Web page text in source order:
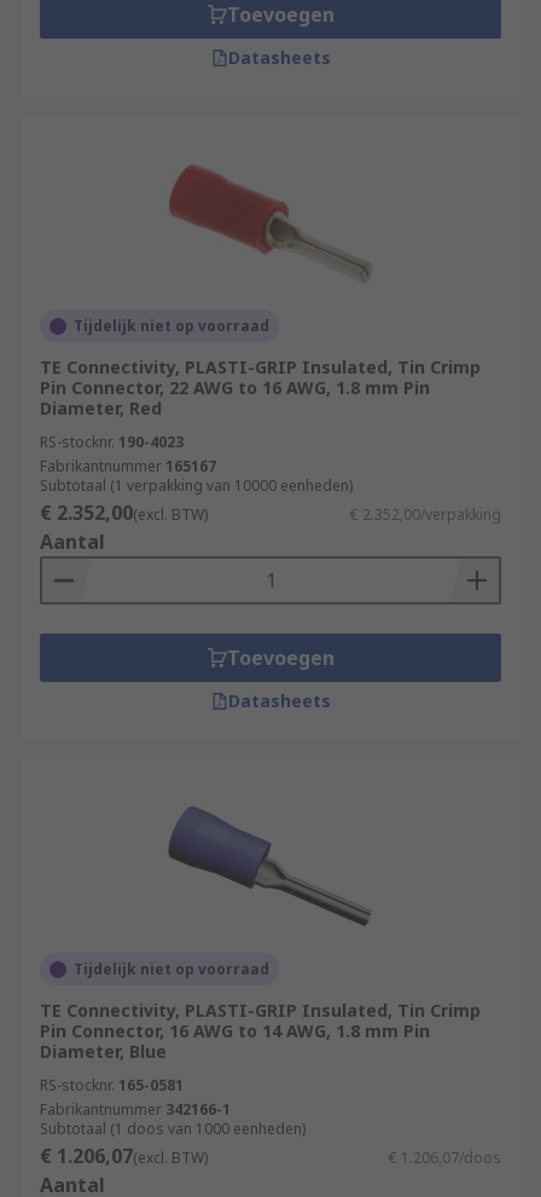
Toevoegen
Datasheets
Tijdelijk niet op voorraad
TE Connectivity, PLASTI-GRIP Insulated, Tin Crimp
Pin Connector, 22 AWG to 16 AWG, 1.8 mm Pin
Diameter, Red
RS-stocknr. 190-4023
Fabrikantnummer 165167
Subtotaal (1 verpakking van 10000 eenheden)
€ 2.352,00(excl. BTW) € 2.352,00/verpakking
Aantal
Toevoegen
Datasheets
Tijdelijk niet op voorraad
TE Connectivity, PLASTI-GRIP Insulated, Tin Crimp
Pin Connector, 16 AWG to 14 AWG, 1.8 mm Pin
Diameter, Blue
RS-stocknr. 165-0581
Fabrikantnummer 342166-1
Subtotaal (1 doos van 1000 eenheden)
€ 1.206,07(excl. BTW) € 1.206,07/doos
Aantal